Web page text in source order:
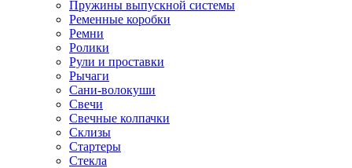
Пружины выпускной системы
Ременные коробки
Ремни
Ролики
Рули и проставки
Рычаги
Сани-волокуши
Свечи
Свечные колпачки
Склизы
Стартеры
Стекла